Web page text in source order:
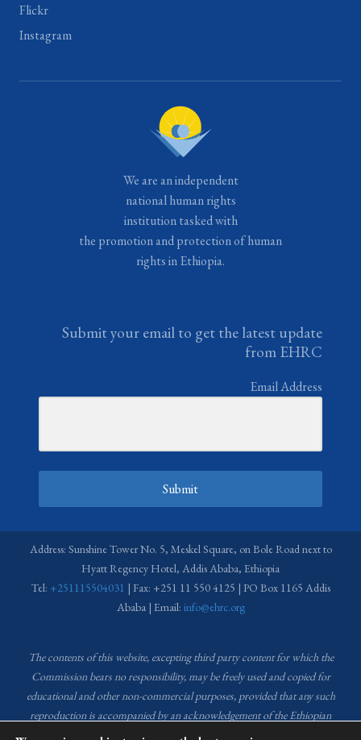
Flickr
Instagram
We are an independent
national human rights
institution tasked with
the promotion and protection of human
rights in Ethiopia.
Submit your email to get the latest update
from EHRC
Email Address
Submit
Address: Sunshine Tower No. 5, Meskel Square, on Bole Road next to
Hyatt Regency Hotel, Addis Ababa, Ethiopia
Tel: +251115504031 | Fax: +251 11 550 4125 | PO Box 1165 Addis
Ababa | Email: info@ehrc.org
The contents of this website, excepting third party content for which the
Commission bears no responsibility,may be freely used and copied for
educational and other non-commercial purposes, provided that any such
reproduction is accompanied by an acknowledgement of the Ethiopian
Human Rights Commission (EHRC). Source of images used in the content